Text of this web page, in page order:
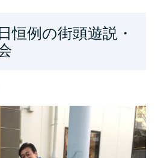
恒例の街頭遊説・